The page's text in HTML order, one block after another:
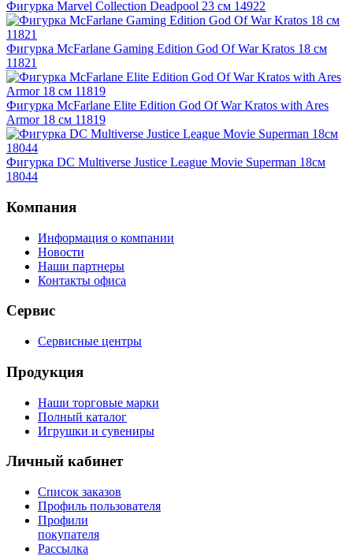
Фигурка Marvel Collection Deadpool 23 см 14922
Фигурка McFarlane Gaming Edition God Of War Kratos 18 см
11821
Фигурка McFarlane Elite Edition God Of War Kratos with Ares
Armor 18 см 11819
Фигурка DC Multiverse Justice League Movie Superman 18см
18044
Компания
Информация о компании
Новости
Наши партнеры
Контакты офиса
Сервис
Сервисные центры
Продукция
Наши торговые марки
Полный каталог
Игрушки и сувениры
Личный кабинет
Список заказов
Профиль пользователя
Профили
покупателя
Рассылка